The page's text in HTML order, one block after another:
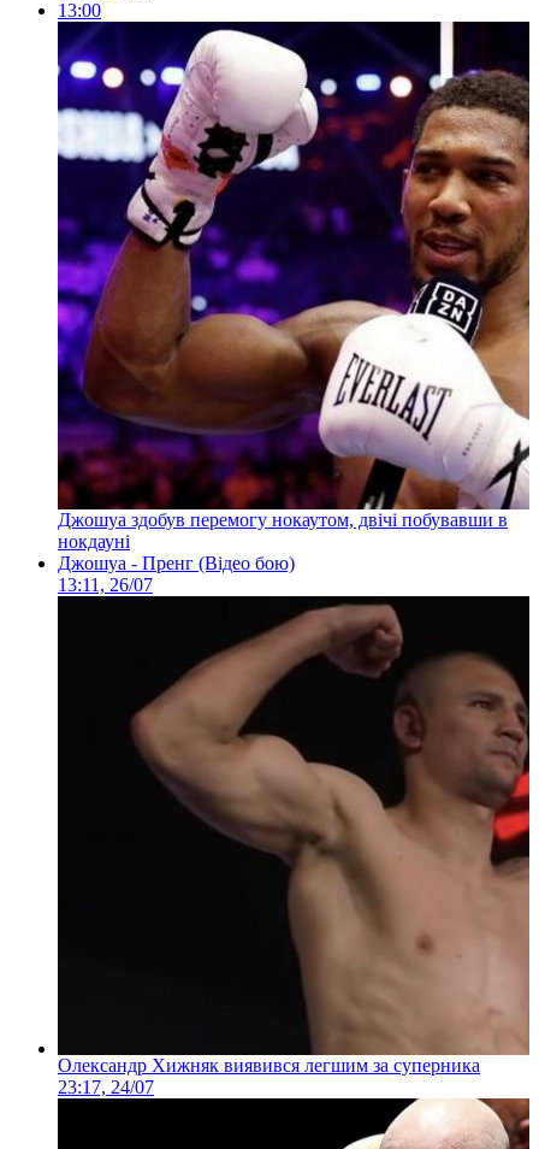
13:00
Джошуа здобув перемогу нокаутом, двічі побувавши в
нокдауні
Джошуа - Пренг (Відео бою)
13:11, 26/07
Олександр Хижняк виявився легшим за суперника
23:17, 24/07